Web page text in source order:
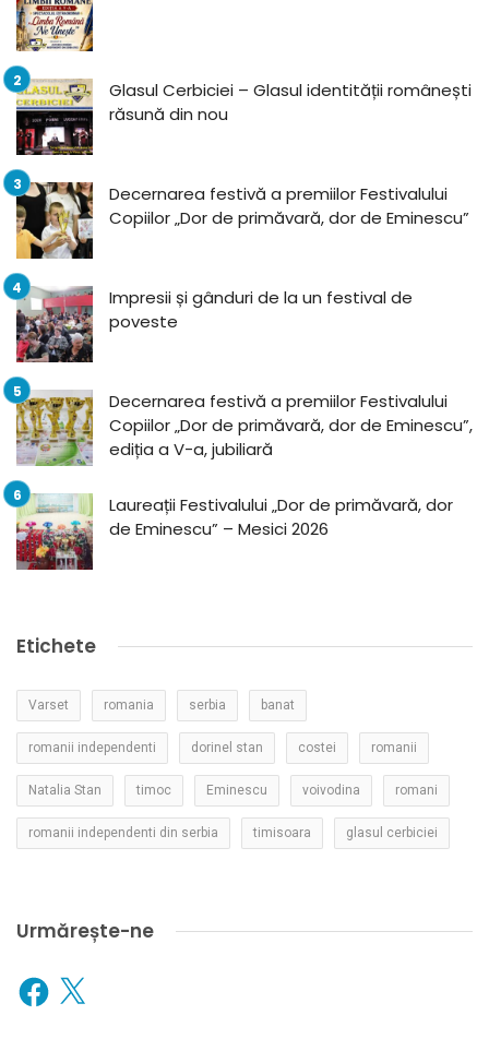
Glasul Cerbiciei – Glasul identității românești
răsună din nou
Decernarea festivă a premiilor Festivalului
Copiilor „Dor de primăvară, dor de Eminescu”
Impresii și gânduri de la un festival de
poveste
Decernarea festivă a premiilor Festivalului
Copiilor „Dor de primăvară, dor de Eminescu”,
ediția a V-a, jubiliară
Laureații Festivalului „Dor de primăvară, dor
de Eminescu” – Mesici 2026
Etichete
Varset romania serbia banat
romanii independenti dorinel stan costei romanii
Natalia Stan timoc Eminescu voivodina romani
romanii independenti din serbia timisoara glasul cerbiciei
Urmărește-ne
Facebook
X